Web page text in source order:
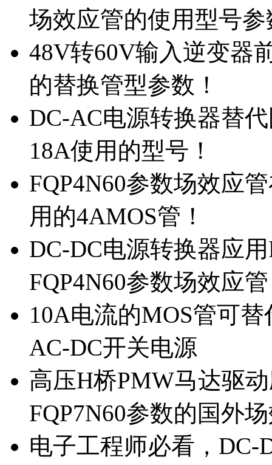
场效应管的使用型号参
48V转60V输入逆变器
的替换管型参数！
DC-AC电源转换器替
18A使用的型号！
FQP4N60参数场效应
用的4AMOS管！
DC-DC电源转换器应
FQP4N60参数场效应
10A电流的MOS管可
AC-DC开关电源
高压H桥PMW马达驱
FQP7N60参数的国外
电子工程师必看，DC-